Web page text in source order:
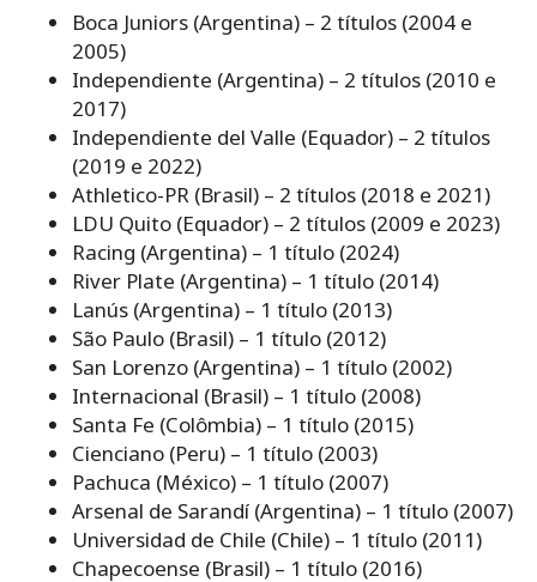
Boca Juniors (Argentina) – 2 títulos (2004 e
2005)
Independiente (Argentina) – 2 títulos (2010 e
2017)
Independiente del Valle (Equador) – 2 títulos
(2019 e 2022)
Athletico-PR (Brasil) – 2 títulos (2018 e 2021)
LDU Quito (Equador) – 2 títulos (2009 e 2023)
Racing (Argentina) – 1 título (2024)
River Plate (Argentina) – 1 título (2014)
Lanús (Argentina) – 1 título (2013)
São Paulo (Brasil) – 1 título (2012)
San Lorenzo (Argentina) – 1 título (2002)
Internacional (Brasil) – 1 título (2008)
Santa Fe (Colômbia) – 1 título (2015)
Cienciano (Peru) – 1 título (2003)
Pachuca (México) – 1 título (2007)
Arsenal de Sarandí (Argentina) – 1 título (2007)
Universidad de Chile (Chile) – 1 título (2011)
Chapecoense (Brasil) – 1 título (2016)